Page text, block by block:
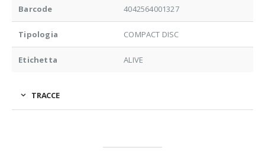
Barcode 4042564001327
Tipologia COMPACT DISC
Etichetta ALIVE
TRACCE